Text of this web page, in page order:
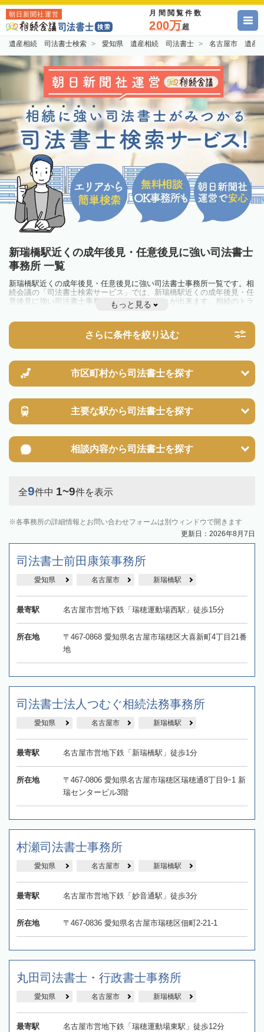
朝日新聞社運営 月間閲覧件数
200万超
遺産相続 司法書士検索 愛知県 遺産相続 司法書士 名古屋市 遺産
新瑞橋駅近くの成年後見・任意後見に強い司法書士
事務所 一覧
新瑞橋駅近くの成年後見・任意後見に強い司法書士事務所一覧です。相
続会議の「司法書士検索サービス」では、新瑞橋駅近くの成年後見・任
意後見に強い司法書士事務所を一覧で見ることが出来ます。相続のトラ
ブルやお悩みを抱えている方は一度近隣の司法書士に相談してみましょ
もっと見る
さらに条件を絞り込む
市区町村から司法書士を探す
主要な駅から司法書士を探す
相談内容から司法書士を探す
全9件中 1~9件を表示
各事務所の詳細情報とお問い合わせフォームは別ウィンドウで開きます
更新日：2026年8月7日
司法書士前田康策事務所
愛知県 名古屋市 新瑞橋駅
最寄駅 名古屋市営地下鉄「瑞穂運動場西駅」徒歩15分
所在地
〒467-0868 愛知県名古屋市瑞穂区大喜新町4丁目21番
地
司法書士法人つむぐ相続法務事務所
愛知県 名古屋市 新瑞橋駅
最寄駅 名古屋市営地下鉄「新瑞橋駅」徒歩1分
所在地
〒467-0806 愛知県名古屋市瑞穂区瑞穂通8丁目9ｰ1 新
瑞センタービル3階
村瀬司法書士事務所
愛知県 名古屋市 新瑞橋駅
最寄駅 名古屋市営地下鉄「妙音通駅」徒歩3分
所在地 〒467-0836 愛知県名古屋市瑞穂区佃町2-21-1
丸田司法書士・行政書士事務所
愛知県 名古屋市 新瑞橋駅
最寄駅 名古屋市営地下鉄「瑞穂運動場東駅」徒歩12分